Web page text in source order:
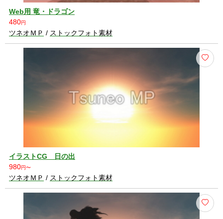
Web用 竜・ドラゴン
480円
ツネオＭＰ / ストックフォト素材
イラストCG 日の出
980円〜
ツネオＭＰ / ストックフォト素材